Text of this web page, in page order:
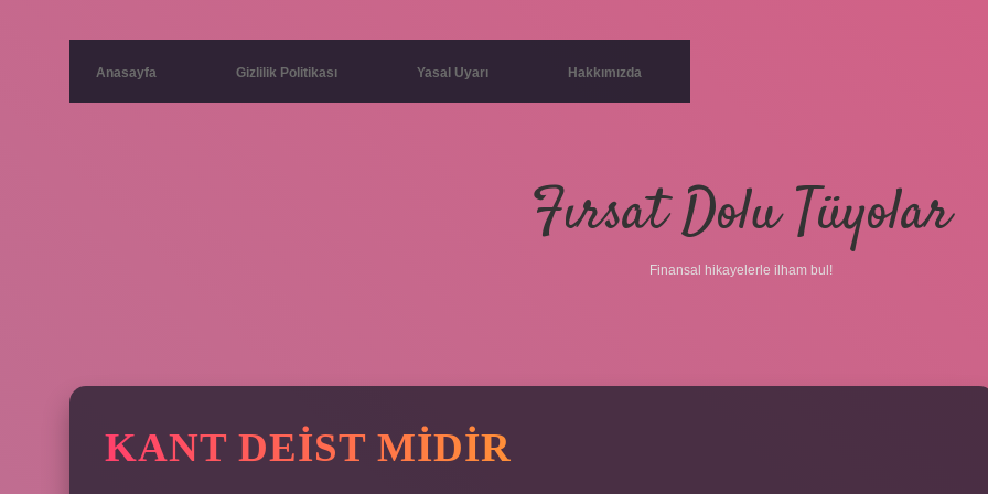
Anasayfa Gizlilik Politikası Yasal Uyarı Hakkımızda
Fırsat Dolu Tüyolar
Finansal hikayelerle ilham bul!
KANT DEIST MIDIR